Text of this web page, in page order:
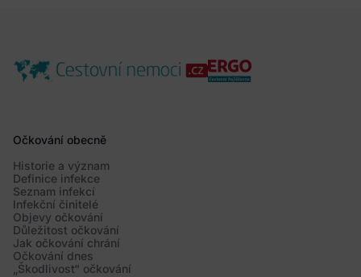
Očkování obecně
Historie a význam
Definice infekce
Seznam infekcí
Infekční činitelé
Objevy očkování
Důležitost očkování
Jak očkování chrání
Očkování dnes
„Škodlivost“ očkování